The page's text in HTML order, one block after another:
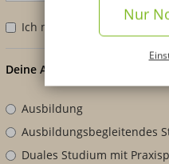
Nur
Ich möchte mein
Deine Anfrage zum
Ausbildung
Ausbildungsbegleitendes
Duales Studium mit